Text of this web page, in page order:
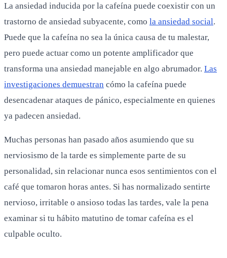
La ansiedad inducida por la cafeína puede coexistir con un
trastorno de ansiedad subyacente, como la ansiedad social.
Puede que la cafeína no sea la única causa de tu malestar,
pero puede actuar como un potente amplificador que
transforma una ansiedad manejable en algo abrumador. Las
investigaciones demuestran cómo la cafeína puede
desencadenar ataques de pánico, especialmente en quienes
ya padecen ansiedad.
Muchas personas han pasado años asumiendo que su
nerviosismo de la tarde es simplemente parte de su
personalidad, sin relacionar nunca esos sentimientos con el
café que tomaron horas antes. Si has normalizado sentirte
nervioso, irritable o ansioso todas las tardes, vale la pena
examinar si tu hábito matutino de tomar cafeína es el
culpable oculto.